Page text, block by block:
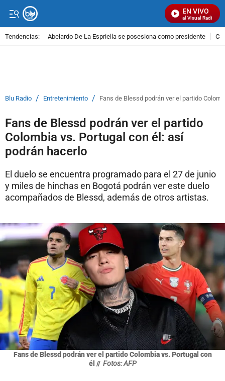
EN VIVO
Señal Visual Radio
Tendencias: Abelardo De La Espriella se posesiona como presidente
Blu Radio / Entretenimiento / Fans de Blessd podrán ver el partido
Fans de Blessd podrán ver el partido
Colombia vs. Portugal con él: así
podrán hacerlo
El duelo se encuentra programado para el 27 de junio
y miles de hinchas en Bogotá podrán ver este duelo
acompañados de Blessd, además de otros artistas.
Fans de Blessd podrán ver el partido Colombia vs. Portugal con
él // Fotos: AFP